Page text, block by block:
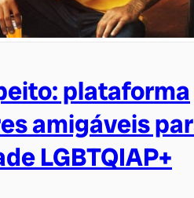
plataforma
amigáveis
LGBTQIAP+